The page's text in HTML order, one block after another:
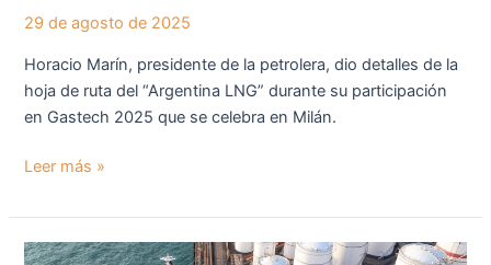
29 de agosto de 2025
Horacio Marín, presidente de la petrolera, dio detalles de la
hoja de ruta del “Argentina LNG” durante su participación
en Gastech 2025 que se celebra en Milán.
en
Buenos
Aires
Leer más »
Río